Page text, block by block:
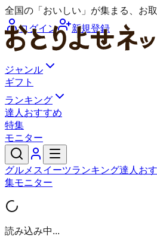
全国の「おいしい」が集まる、お
ログイン
新規登録
ジャンル
ギフト
ランキング
達人おすすめ
特集
モニター
グルメ スイーツランキング達人お
集モニター
読み込み中...